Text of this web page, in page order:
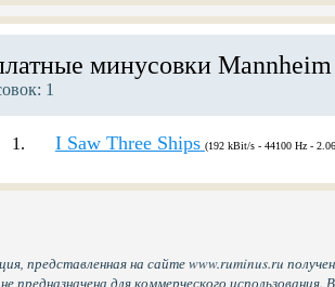
минусовки
1
1. I Saw Three Ships (192 kBit/s - 44100 Hz -
представленная на сайте www.ruminus.ru
предназначена для коммерческого